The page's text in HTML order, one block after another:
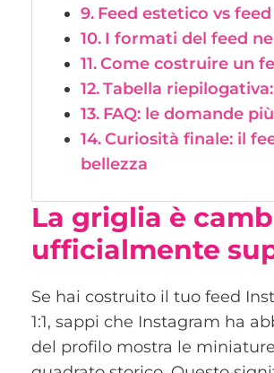
Feed estetico vs
I formati del feed
Come costruire un
Tabella
FAQ: le domande
Curiosità finale: il
bellezza
La griglia è
ufficialmente
Se hai costruito il tuo feed
1:1, sappi che Instagram ha
del profilo mostra le